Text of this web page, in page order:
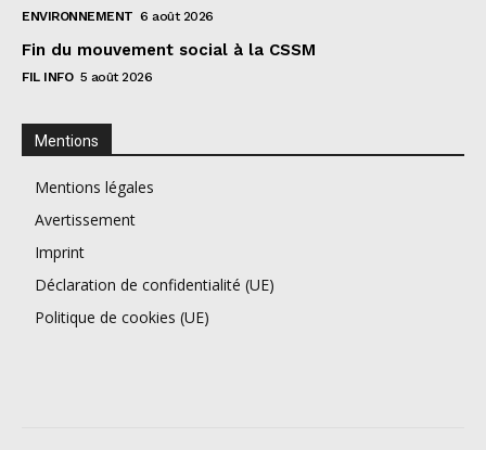
ENVIRONNEMENT 6 août 2026
Fin du mouvement social à la CSSM
FIL INFO 5 août 2026
Mentions
Mentions légales
Avertissement
Imprint
Déclaration de confidentialité (UE)
Politique de cookies (UE)